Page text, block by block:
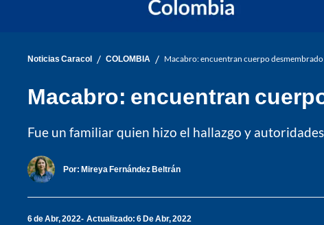
Noticias Caracol / COLOMBIA / Macabro: encuentran cuerpo
Macabro: encuentran
Fue un familiar quien hizo el hallazgo y
Por: Mireya Fernández Beltrán
6 de Abr, 2022 Actualizado: 6 De Abr, 2022